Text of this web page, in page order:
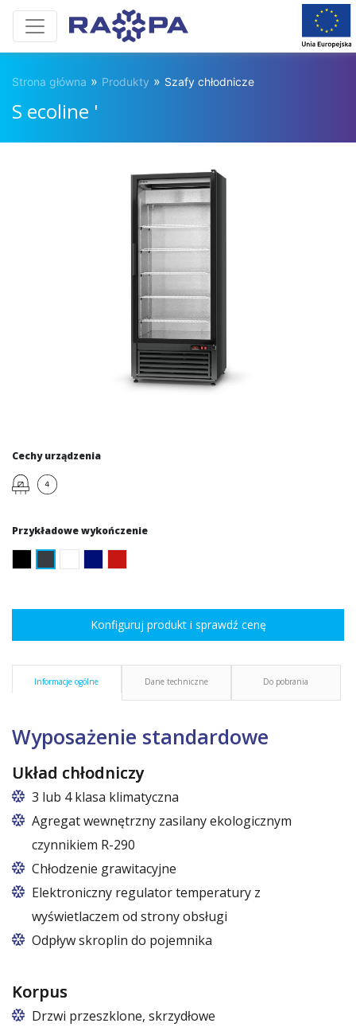
Strona główna » Produkty » Szafy chłodnicze
S ecoline '
Cechy urządzenia
Przykładowe wykończenie
Konfiguruj produkt i sprawdź cenę
Informacje ogólne Dane techniczne Do pobrania
Wyposażenie standardowe
Układ chłodniczy
3 lub 4 klasa klimatyczna
Agregat wewnętrzny zasilany ekologicznym
czynnikiem R-290
Chłodzenie grawitacyjne
Elektroniczny regulator temperatury z
wyświetlaczem od strony obsługi
Odpływ skroplin do pojemnika
Korpus
Drzwi przeszklone, skrzydłowe